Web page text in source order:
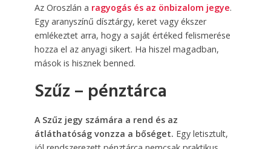
Az Oroszlán a ragyogás és az önbizalom jegye.
Egy aranyszínű dísztárgy, keret vagy ékszer
emlékeztet arra, hogy a saját értéked felismerése
hozza el az anyagi sikert. Ha hiszel magadban,
mások is hisznek benned.
Szűz – pénztárca
A Szűz jegy számára a rend és az
átláthatóság vonzza a bőséget. Egy letisztult,